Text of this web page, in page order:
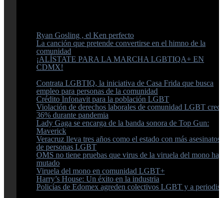
Ryan Gosling , el Ken perfecto
La canción que pretende convertirse en el himno de la
comunidad
¡ALÍSTATE PARA LA MARCHA LGBTIQA+ EN
CDMX!
Contrata LGBTIQ, la iniciativa de Casa Frida que busca
empleo para personas de la comunidad
Crédito Infonavit para la población LGBT
Violación de derechos laborales de comunidad LGBT
36% durante pandemia
Lady Gaga se encarga de la banda sonora de Top Gun:
Maverick
Veracruz lleva tres años como el estado con más asesinatos
de personas LGBT
OMS no tiene pruebas que virus de la viruela del mono
mutado
Viruela del mono en comunidad LGBT+
Harry’s House: Un éxito en la industria
Policías de Edomex agreden colectivos LGBT y a